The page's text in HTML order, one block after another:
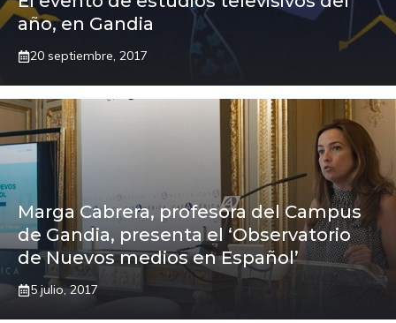
año, en Gandia
20 septiembre, 2017
Marga Cabrera, profesora del Campus
de Gandia, presenta el ‘Observatorio
de Nuevos medios en Español’
5 julio, 2017